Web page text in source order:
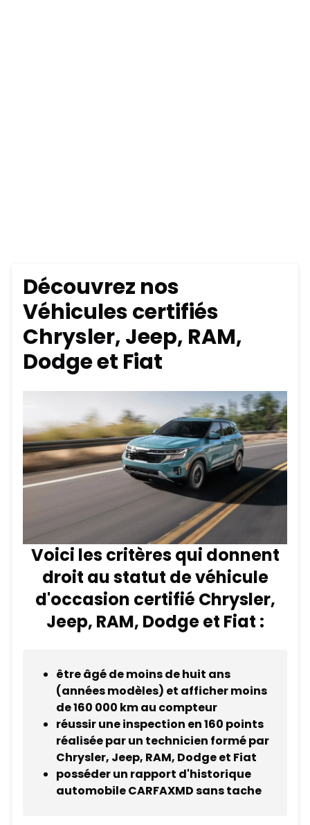
Découvrez nos
Véhicules certifiés
Chrysler, Jeep, RAM,
Dodge et Fiat
Voici les critères qui donnent
droit au statut de véhicule
d'occasion certifié Chrysler,
Jeep, RAM, Dodge et Fiat :
être âgé de moins de huit ans
(années modèles) et afficher moins
de 160 000 km au compteur
réussir une inspection en 160 points
réalisée par un technicien formé par
Chrysler, Jeep, RAM, Dodge et Fiat
posséder un rapport d'historique
automobile CARFAXMD sans tache